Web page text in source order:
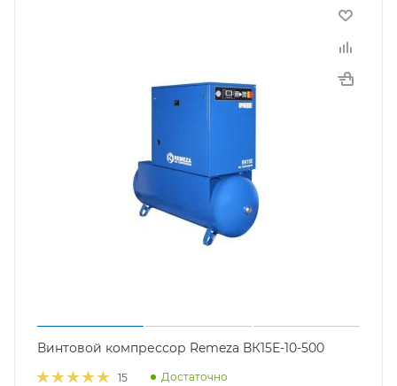
Винтовой компрессор Remeza ВК15Е-10-500
15 Достаточно